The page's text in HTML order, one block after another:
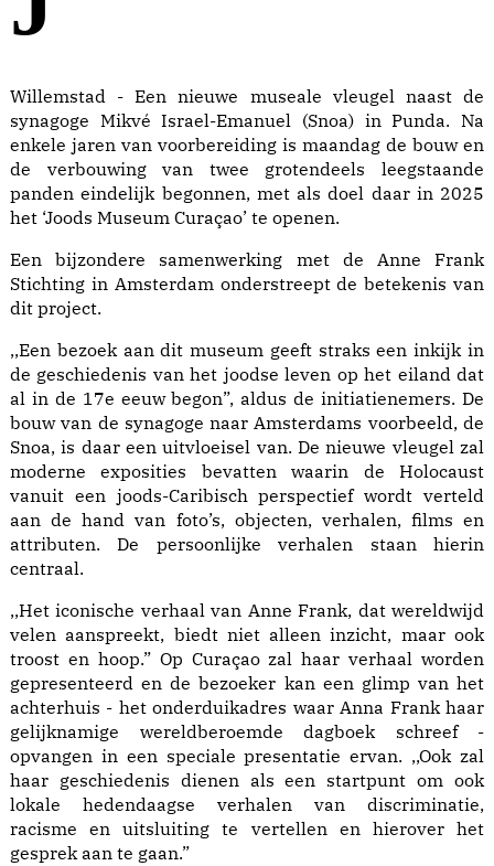
Willemstad - Een nieuwe museale vleugel naast de
synagoge Mikvé Israel-Emanuel (Snoa) in Punda. Na
enkele jaren van voorbereiding is maandag de bouw en
de verbouwing van twee grotendeels leegstaande
panden eindelijk begonnen, met als doel daar in 2025
het ‘Joods Museum Curaçao’ te openen.
Een bijzondere samenwerking met de Anne Frank
Stichting in Amsterdam onderstreept de betekenis van
dit project.
,,Een bezoek aan dit museum geeft straks een inkijk in
de geschiedenis van het joodse leven op het eiland dat
al in de 17e eeuw begon”, aldus de initiatienemers. De
bouw van de synagoge naar Amsterdams voorbeeld, de
Snoa, is daar een uitvloeisel van. De nieuwe vleugel zal
moderne exposities bevatten waarin de Holocaust
vanuit een joods-Caribisch perspectief wordt verteld
aan de hand van foto’s, objecten, verhalen, films en
attributen. De persoonlijke verhalen staan hierin
centraal.
,,Het iconische verhaal van Anne Frank, dat wereldwijd
velen aanspreekt, biedt niet alleen inzicht, maar ook
troost en hoop.” Op Curaçao zal haar verhaal worden
gepresenteerd en de bezoeker kan een glimp van het
achterhuis - het onderduikadres waar Anna Frank haar
gelijknamige wereldberoemde dagboek schreef -
opvangen in een speciale presentatie ervan. ,,Ook zal
haar geschiedenis dienen als een startpunt om ook
lokale hedendaagse verhalen van discriminatie,
racisme en uitsluiting te vertellen en hierover het
gesprek aan te gaan.”